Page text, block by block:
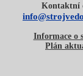
Kontaktní
Informace o
Plán